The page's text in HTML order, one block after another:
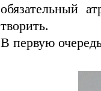
обязательный
творить.
В первую